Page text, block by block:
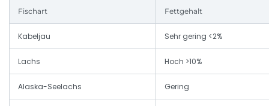
Fischart Fettgehalt
Kabeljau Sehr gering <2%
Lachs Hoch >10%
Alaska-Seelachs Gering